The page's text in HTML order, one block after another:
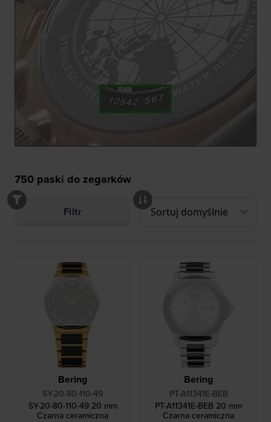
750 paski do zegarków
Filtr
Bering
SY-20-80-110-49
SY-20-80-110-49 20 mm
Czarna ceramiczna
Bering
PT-A11341E-BEB
PT-A11341E-BEB 20 mm
Czarna ceramiczna